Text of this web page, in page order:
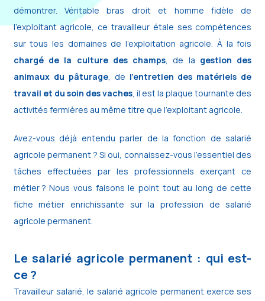
démontrer. Véritable bras droit et homme fidèle de
l’exploitant agricole, ce travailleur étale ses compétences
sur tous les domaines de l’exploitation agricole. À la fois
chargé de la culture des champs , de la gestion des
animaux du pâturage, de l’entretien des matériels de
travail et du soin des vaches, il est la plaque tournante des
activités fermières au même titre que l’exploitant agricole.
Avez-vous déjà entendu parler de la fonction de salarié
agricole permanent ? Si oui, connaissez-vous l’essentiel des
tâches effectuées par les professionnels exerçant ce
métier ? Nous vous faisons le point tout au long de cette
fiche métier enrichissante sur la profession de salarié
agricole permanent.
Le salarié agricole permanent : qui est-
ce ?
Travailleur salarié, le salarié agricole permanent exerce ses